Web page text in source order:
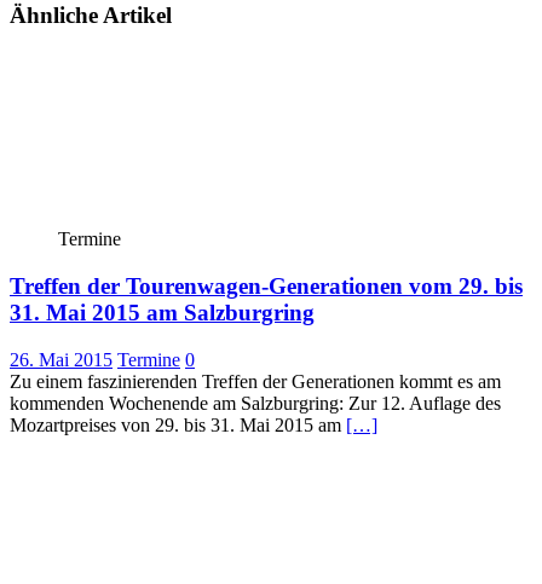
Ähnliche Artikel
Termine
Treffen der Tourenwagen-Generationen vom 29. bis
31. Mai 2015 am Salzburgring
26. Mai 2015 Termine 0
Zu einem faszinierenden Treffen der Generationen kommt es am
kommenden Wochenende am Salzburgring: Zur 12. Auflage des
Mozartpreises von 29. bis 31. Mai 2015 am […]